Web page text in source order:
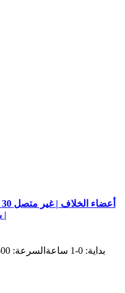
بطيئة | إسقاط ممكن | لا يوجد ضمان |